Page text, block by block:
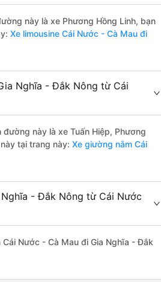
này là xe Phương Hồng Linh, bạn
Xe limousine Cái Nước - Cà Mau đi
Nghĩa - Đắk Nông từ Cái
này là xe Tuấn Hiệp, Phương
tại trang này: Xe giường nằm Cái
- Đắk Nông từ Cái Nước
Nước - Cà Mau đi Gia Nghĩa - Đắk